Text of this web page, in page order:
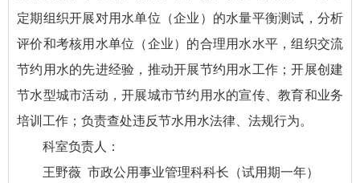
定期组织开展对用水单位（企业）的水量平衡测试，分析
评价和考核用水单位（企业）的合理用水水平，组织交流
节约用水的先进经验，推动开展节约用水工作；开展创建
节水型城市活动，开展城市节约用水的宣传、教育和业务
培训工作；负责查处违反节水用水法律、法规行为。
科室负责人：
王野薇 市政公用事业管理科科长 （试用期一年）